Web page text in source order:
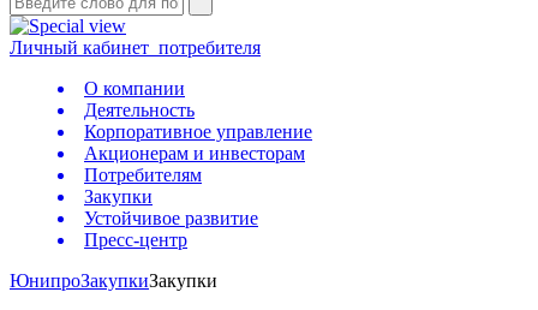
Личный кабинет потребителя
О компании
Деятельность
Корпоративное управление
Акционерам и инвесторам
Потребителям
Закупки
Устойчивое развитие
Пресс-центр
ЮнипроЗакупкиЗакупки